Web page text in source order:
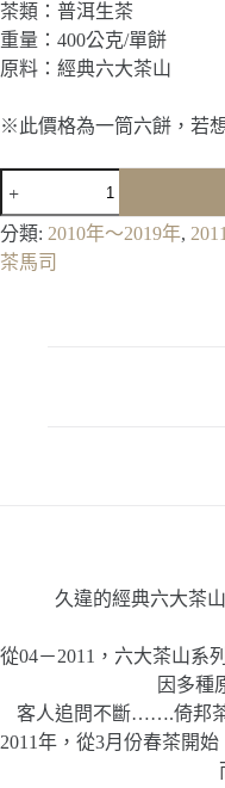
茶類：普洱生茶
重量：400公克/單餅
原料：經典六大茶山
※此價格為一筒六餅，若
六
大
分類: 2010年～2019年, 2011
茶馬司
久違的經典六大茶
從04－2011，六大茶山系
因多種
客人追問不斷…….倚邦
2011年，從3月份春茶開